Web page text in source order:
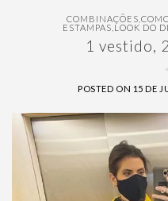
COMBINAÇÕES
ESTAMPAS LOOK DO
1 vestido,
POSTED ON 15 DE